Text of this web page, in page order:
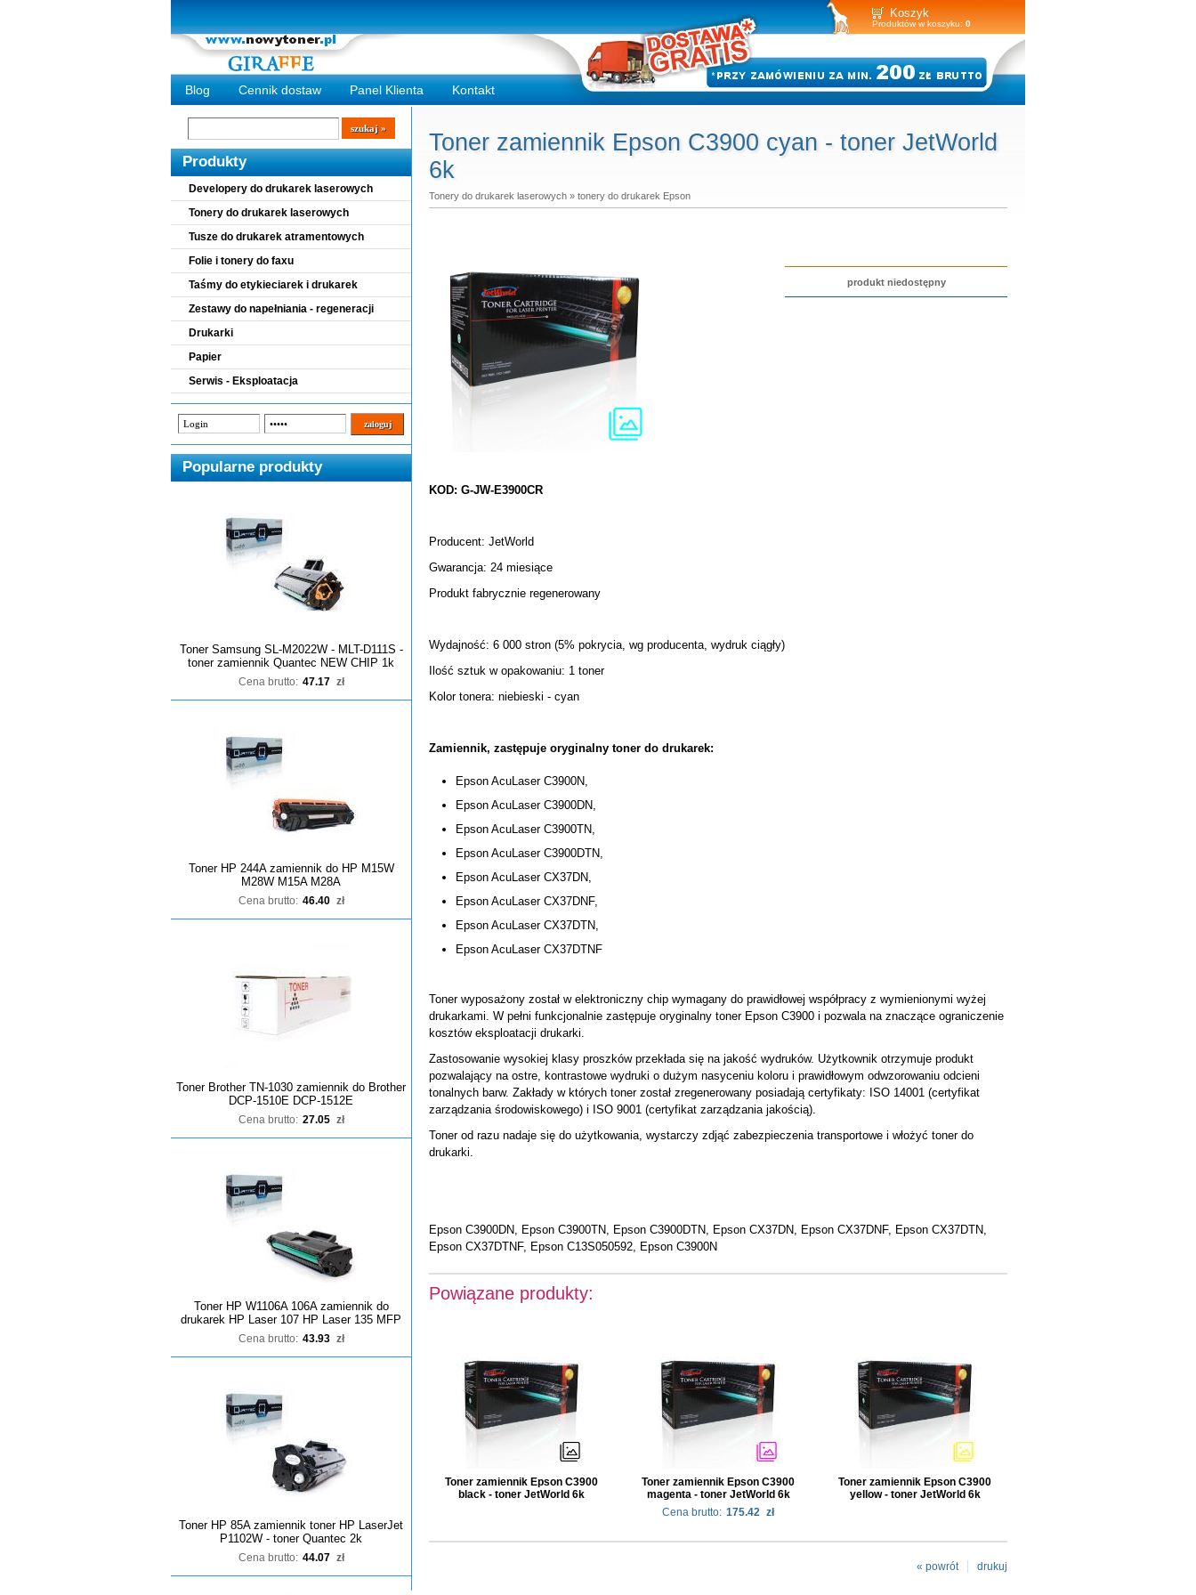
Koszyk
Produktów w koszyku: 0
Blog Cennik dostaw Panel Klienta Kontakt
Wyszukiwarka
szukaj
Produkty
Developery do drukarek laserowych
Tonery do drukarek laserowych
Tusze do drukarek atramentowych
Folie i tonery do faxu
Taśmy do etykieciarek i drukarek
Zestawy do napełniania - regeneracji
Drukarki
Papier
Serwis - Eksploatacja
Popularne produkty
Toner Samsung SL-M2022W - MLT-D111S -
toner zamiennik Quantec NEW CHIP 1k
Cena brutto: 47.17 zł
Toner HP 244A zamiennik do HP M15W
M28W M15A M28A
Cena brutto: 46.40 zł
Toner Brother TN-1030 zamiennik do Brother
DCP-1510E DCP-1512E
Cena brutto: 27.05 zł
Toner HP W1106A 106A zamiennik do
drukarek HP Laser 107 HP Laser 135 MFP
Cena brutto: 43.93 zł
Toner HP 85A zamiennik toner HP LaserJet
P1102W - toner Quantec 2k
Cena brutto: 44.07 zł
Toner zamiennik Epson C3900 cyan - toner JetWorld
6k
Tonery do drukarek laserowych » tonery do drukarek Epson
produkt niedostępny
KOD: G-JW-E3900CR
Producent: JetWorld
Gwarancja: 24 miesiące
Produkt fabrycznie regenerowany
Wydajność: 6 000 stron (5% pokrycia, wg producenta, wydruk ciągły)
Ilość sztuk w opakowaniu: 1 toner
Kolor tonera: niebieski - cyan
Zamiennik, zastępuje oryginalny toner do drukarek:
Epson AcuLaser C3900N,
Epson AcuLaser C3900DN,
Epson AcuLaser C3900TN,
Epson AcuLaser C3900DTN,
Epson AcuLaser CX37DN,
Epson AcuLaser CX37DNF,
Epson AcuLaser CX37DTN,
Epson AcuLaser CX37DTNF
Toner wyposażony został w elektroniczny chip wymagany do prawidłowej współpracy z wymienionymi wyżej
drukarkami. W pełni funkcjonalnie zastępuje oryginalny toner Epson C3900 i pozwala na znaczące ograniczenie
kosztów eksploatacji drukarki.
Zastosowanie wysokiej klasy proszków przekłada się na jakość wydruków. Użytkownik otrzymuje produkt
pozwalający na ostre, kontrastowe wydruki o dużym nasyceniu koloru i prawidłowym odwzorowaniu odcieni
tonalnych barw. Zakłady w których toner został zregenerowany posiadają certyfikaty: ISO 14001 (certyfikat
zarządzania środowiskowego) i ISO 9001 (certyfikat zarządzania jakością).
Toner od razu nadaje się do użytkowania, wystarczy zdjąć zabezpieczenia transportowe i włożyć toner do
drukarki.
Epson C3900DN, Epson C3900TN, Epson C3900DTN, Epson CX37DN, Epson CX37DNF, Epson CX37DTN,
Epson CX37DTNF, Epson C13S050592, Epson C3900N
Powiązane produkty:
Toner zamiennik Epson C3900
black - toner JetWorld 6k
Toner zamiennik Epson C3900
magenta - toner JetWorld 6k
Cena brutto: 175.42 zł
Toner zamiennik Epson C3900
yellow - toner JetWorld 6k
drukuj
« powrót